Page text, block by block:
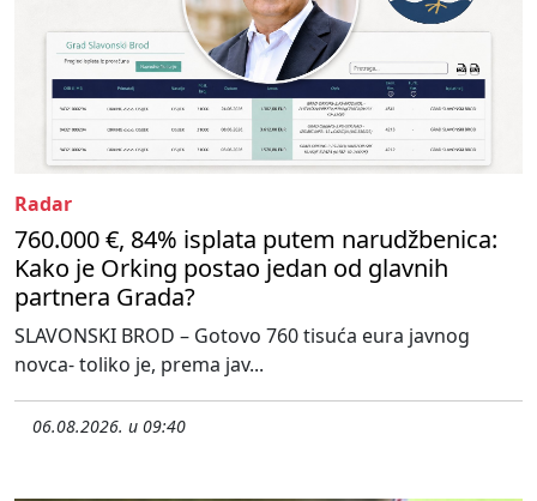
Radar
760.000 €, 84% isplata putem narudžbenica:
Kako je Orking postao jedan od glavnih
partnera Grada?
SLAVONSKI BROD – Gotovo 760 tisuća eura javnog
novca- toliko je, prema jav...
06.08.2026. u 09:40